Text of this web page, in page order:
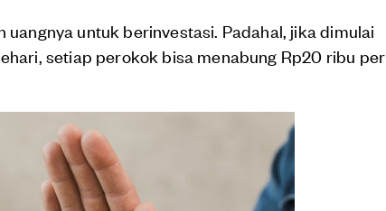
untuk berinvestasi. Padahal, jika dimulai
setiap perokok bisa menabung Rp20 ribu per